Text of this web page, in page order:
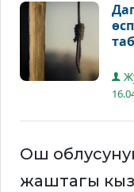
Ош
жаштагы